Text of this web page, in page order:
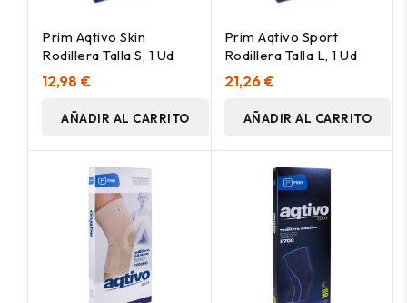
Prim Aqtivo Skin
Rodillera Talla S, 1 Ud
12,98 €
AÑADIR AL CARRITO
Prim Aqtivo Sport
Rodillera Talla L, 1 Ud
21,26 €
AÑADIR AL CARRITO